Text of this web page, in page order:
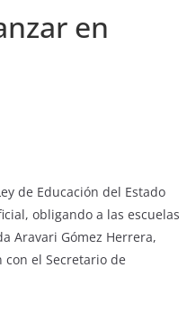
en
de Educación del Estado
obligando a las escuelas
Aravari Gómez Herrera,
el Secretario de